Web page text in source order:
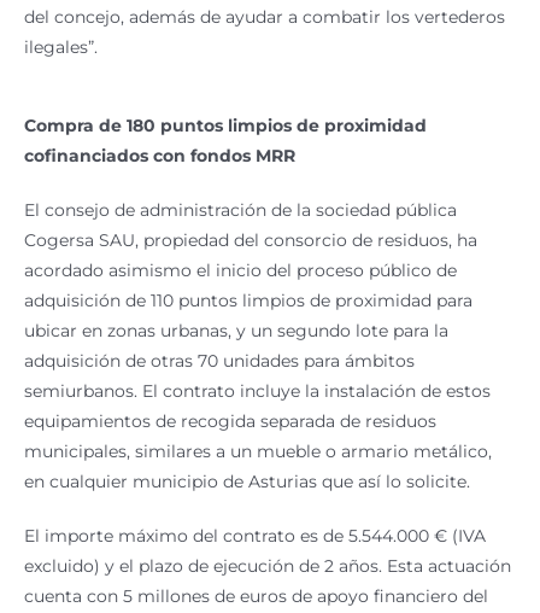
del concejo, además de ayudar a combatir los vertederos
ilegales”.
Compra de 180 puntos limpios de proximidad
cofinanciados con fondos MRR
El consejo de administración de la sociedad pública
Cogersa SAU, propiedad del consorcio de residuos, ha
acordado asimismo el inicio del proceso público de
adquisición de 110 puntos limpios de proximidad para
ubicar en zonas urbanas, y un segundo lote para la
adquisición de otras 70 unidades para ámbitos
semiurbanos. El contrato incluye la instalación de estos
equipamientos de recogida separada de residuos
municipales, similares a un mueble o armario metálico,
en cualquier municipio de Asturias que así lo solicite.
El importe máximo del contrato es de 5.544.000 € (IVA
excluido) y el plazo de ejecución de 2 años. Esta actuación
cuenta con 5 millones de euros de apoyo financiero del